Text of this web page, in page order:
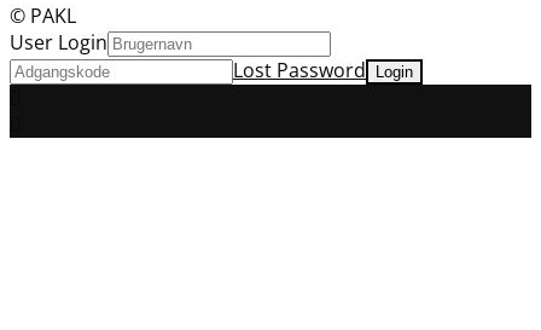
© PAKL
User Login
Lost Password